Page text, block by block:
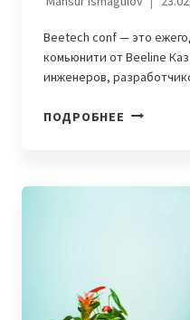
Beetech conf — это
комьюнити от Beeline
инженеров,
ПОДРОБНЕЕ В